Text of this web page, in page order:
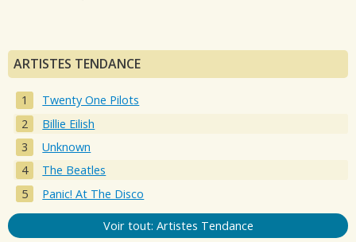
ARTISTES TENDANCE
Twenty One Pilots
Billie Eilish
Unknown
The Beatles
Panic! At The Disco
Voir tout: Artistes Tendance